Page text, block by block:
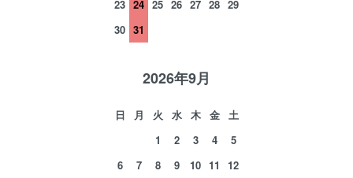
23 24 25 26 27 28 29
30 31
2026年9月
日 月 火 水 木 金
土
1
2 3 4
5
6
7 8 9 10 11
12